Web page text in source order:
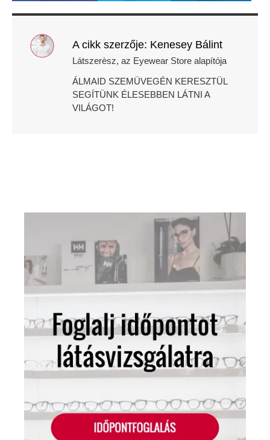
A cikk szerzője: Kenesey Bálint
Látszerèsz, az Eyewear Store alapítója
ÁLMAID SZEMÜVEGÉN KERESZTÜL
SEGÍTÜNK ÉLESEBBEN LÁTNI A
VILÁGOT!